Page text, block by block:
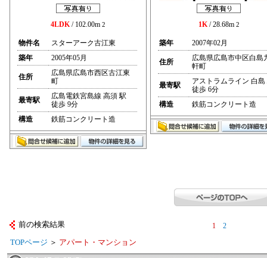
4LDK/ 102.00m 2
物件名
スターアーク古江東
築年
2005年05月
住所
広島県広島市西区古江東
町
最寄駅
広島電鉄宮島線 高須 駅
徒歩 9分
構造
鉄筋コンクリート造
1K/ 28.68m 2
築年 2007年02月
住所
広島県広島市中区白島
軒町
最寄駅
アストラムライン 白島
徒歩 6分
構造
鉄筋コンクリート造
前の検索結果 1 2
TOPページ ＞ アパート・マンション